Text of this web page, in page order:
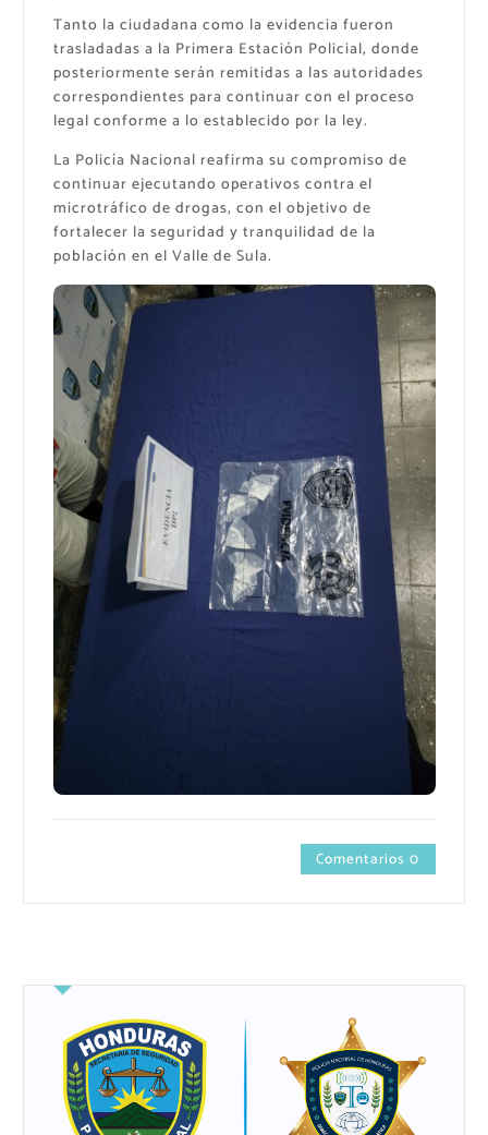
Tanto la ciudadana como la evidencia fueron
trasladadas a la Primera Estación Policial, donde
posteriormente serán remitidas a las autoridades
correspondientes para continuar con el proceso
legal conforme a lo establecido por la ley.
La Policía Nacional reafirma su compromiso de
continuar ejecutando operativos contra el
microtráfico de drogas, con el objetivo de
fortalecer la seguridad y tranquilidad de la
población en el Valle de Sula.
Comentarios 0